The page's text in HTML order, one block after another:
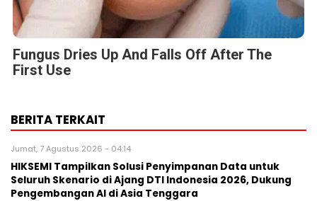
Fungus Dries Up And Falls Off After The
First Use
BERITA TERKAIT
Jumat, 7 Agustus 2026 - 04:14
HIKSEMI Tampilkan Solusi Penyimpanan Data untuk
Seluruh Skenario di Ajang DTI Indonesia 2026, Dukung
Pengembangan AI di Asia Tenggara